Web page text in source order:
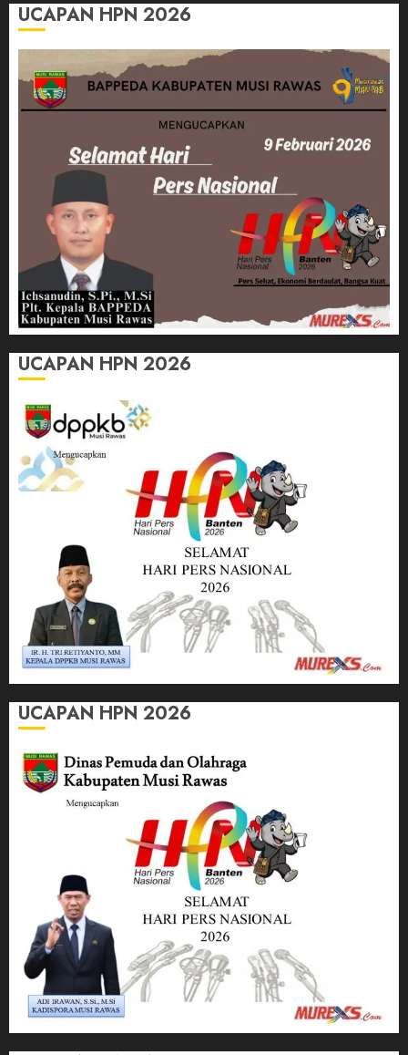
UCAPAN HPN 2026
UCAPAN HPN 2026
UCAPAN HPN 2026